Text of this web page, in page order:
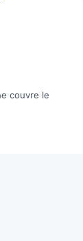
couvre le
couvre le